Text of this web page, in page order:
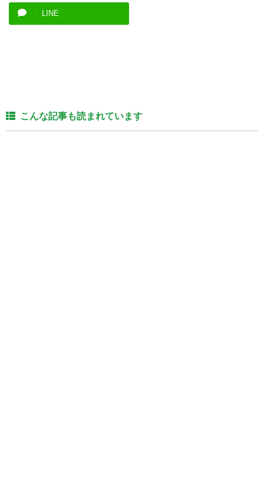
LINE
こんな記事も読まれています